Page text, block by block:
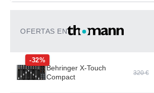
OFERTAS EN
-32%
Behringer X-Touch
Compact
320 €